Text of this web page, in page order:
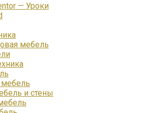
— Уроки
мебель
мебель
и стены